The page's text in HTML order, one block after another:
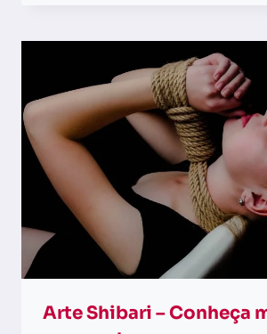
Arte Shibari – Conheça